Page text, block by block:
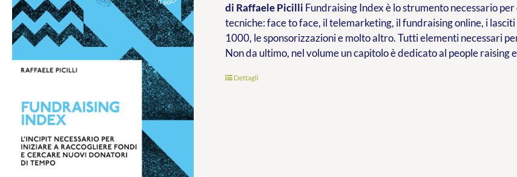
prezzo:
da
€9.99
a
di Raffaele Picilli Fundraising Index è lo strumento necessario
tecniche: face to face, il telemarketing, il fundraising online, i
1000, le sponsorizzazioni e molto altro. Tutti elementi necessari
Non da ultimo, nel volume un capitolo è dedicato al people raising
Dettagli